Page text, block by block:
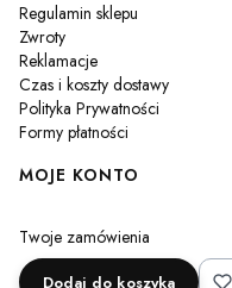
Regulamin sklepu
Zwroty
Reklamacje
Czas i koszty dostawy
Polityka Prywatności
Formy płatności
MOJE KONTO
Twoje zamówienia
Ustawienia konta
Dodaj do koszyka